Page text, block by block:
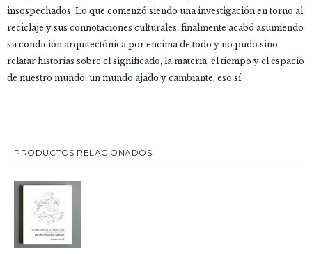
insospechados. Lo que comenzó siendo una investigación en torno al
reciclaje y sus connotaciones culturales, finalmente acabó asumiendo
su condición arquitectónica por encima de todo y no pudo sino
relatar historias sobre el significado, la materia, el tiempo y el espacio
de nuestro mundo; un mundo ajado y cambiante, eso sí.
PRODUCTOS RELACIONADOS